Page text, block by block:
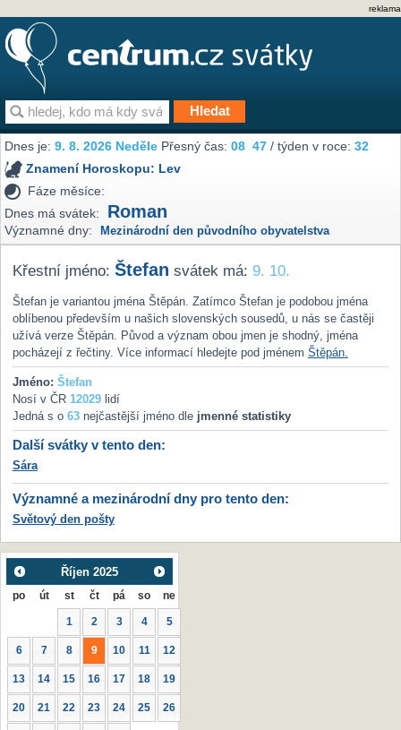
reklama
Dnes je:9. 8. 2026 Neděle Přesný čas:08 47 / týden v roce:32
Znamení Horoskopu: Lev
Fáze měsíce:
Dnes má svátek:
Roman
Významné dny: Mezinárodní den původního obyvatelstva
Křestní jméno: Štefan svátek má: 9. 10.
Štefan je variantou jména Štěpán. Zatímco Štefan je podobou jména
oblíbenou především u našich slovenských sousedů, u nás se častěji
užívá verze Štěpán. Původ a význam obou jmen je shodný, jména
pocházejí z řečtiny. Více informací hledejte pod jménem Štěpán.
Jméno: Štefan
Nosí v ČR 12029lidí
Jedná s o 63nejčastější jméno dle jmenné statistiky
Další svátky v tento den:
Sára
Významné a mezinárodní dny pro tento den:
Světový den pošty
Říjen 2025
po út st čt pá so ne
1 2 3 4 5
6 7 8 9 10 11 12
13 14 15 16 17 18 19
20 21 22 23 24 25 26